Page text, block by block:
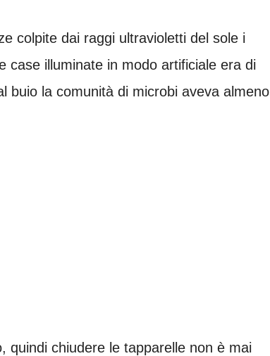
colpite dai raggi ultravioletti del sole i
case illuminate in modo artificiale era di
buio la comunità di microbi aveva almeno
quindi chiudere le tapparelle non è mai